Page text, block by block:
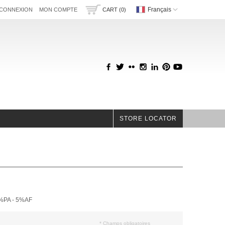
Français
CART (0)
MON COMPTE
STORE LOCATOR
- 5%AF
* Champs obligatoires